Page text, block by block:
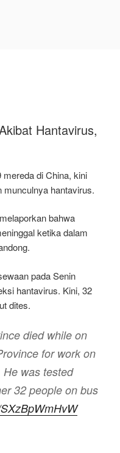
Hantavirus,
di China, kini
munculnya hantavirus.
bahwa
ketika dalam
pada Senin
hantavirus. Kini, 32
dites.
died while on
for work on
was tested
32 people on bus